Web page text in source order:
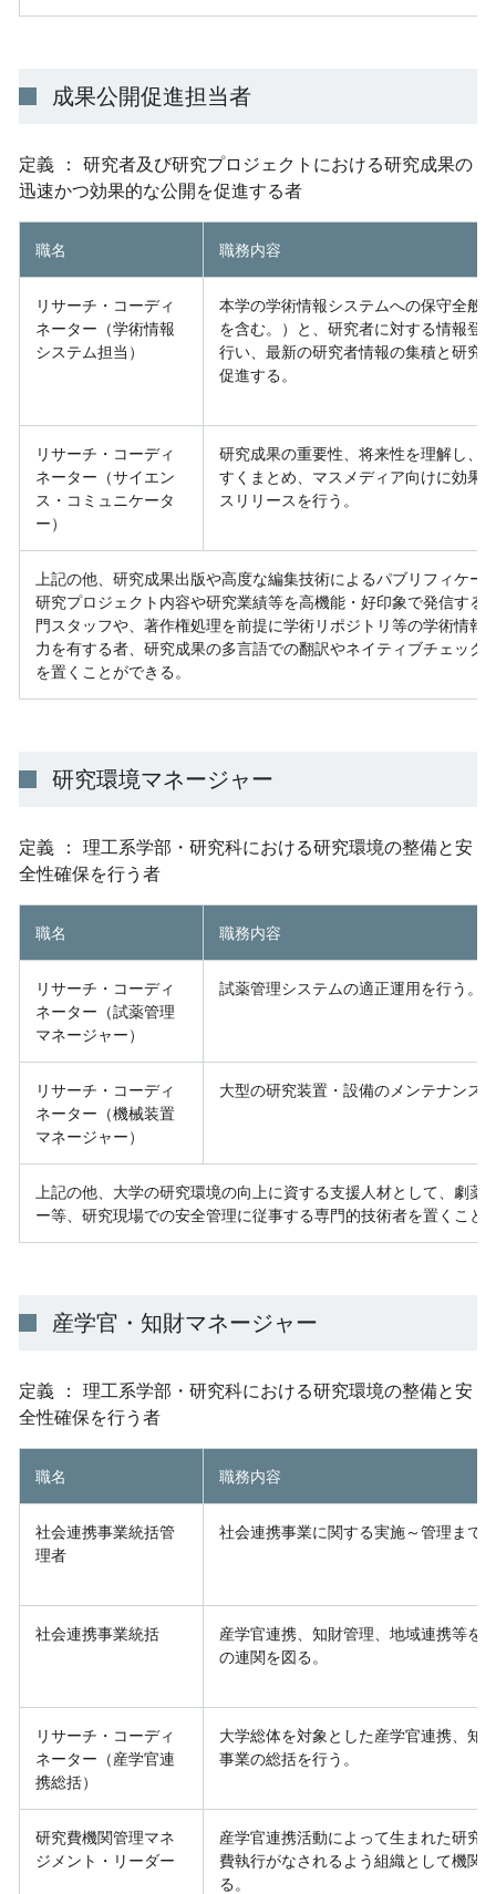
成果公開促進担当者
定義 ： 研究者及び研究プロジェクトにおける研究成果の
迅速かつ効果的な公開を促進する者
職名 職務内容
リサーチ・コーディ
ネーター（学術情報
システム担当）
本学の学術情報システムへの保守全般
を含む。）と、研究者に対する情報登
行い、最新の研究者情報の集積と研究
促進する。
リサーチ・コーディ
ネーター（サイエン
ス・コミュニケータ
ー）
研究成果の重要性、将来性を理解し、
すくまとめ、マスメディア向けに効果
スリリースを行う。
上記の他、研究成果出版や高度な編集技術によるパブリフィケー
研究プロジェクト内容や研究業績等を高機能・好印象で発信する
門スタッフや、著作権処理を前提に学術リポジトリ等の学術情報
力を有する者、研究成果の多言語での翻訳やネイティブチェック
を置くことができる。
研究環境マネージャー
定義 ： 理工系学部・研究科における研究環境の整備と安
全性確保を行う者
職名 職務内容
リサーチ・コーディ
ネーター（試薬管理
マネージャー）
試薬管理システムの適正運用を行う。
リサーチ・コーディ
ネーター（機械装置
マネージャー）
大型の研究装置・設備のメンテナンス
上記の他、大学の研究環境の向上に資する支援人材として、劇薬
ー等、研究現場での安全管理に従事する専門的技術者を置くこと
産学官・知財マネージャー
定義 ： 理工系学部・研究科における研究環境の整備と安
全性確保を行う者
職名 職務内容
社会連携事業統括管
理者
社会連携事業に関する実施～管理まで
社会連携事業統括
産学官連携、知財管理、地域連携等を
の連関を図る。
リサーチ・コーディ
ネーター（産学官連
携総括）
大学総体を対象とした産学官連携、知
事業の総括を行う。
研究費機関管理マネ
ジメント・リーダー
産学官連携活動によって生まれた研究
費執行がなされるよう組織として機関
る。